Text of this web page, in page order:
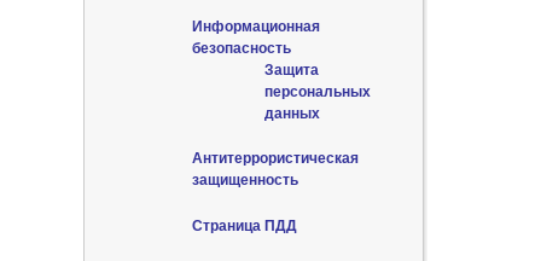
Информационная
безопасность
Защита
персональных
данных
Антитеррористическая
защищенность
Страница ПДД